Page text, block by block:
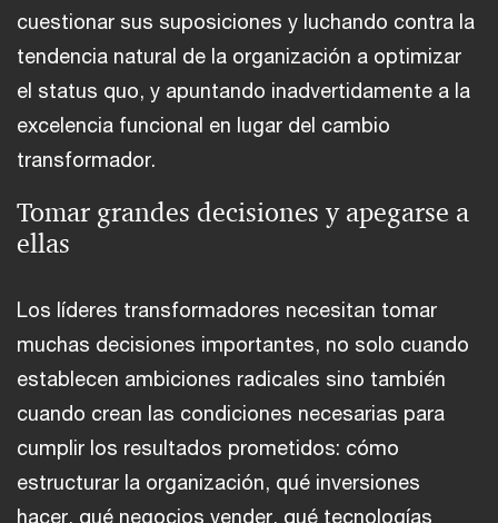
cuestionar sus suposiciones y luchando contra la
tendencia natural de la organización a optimizar
el status quo, y apuntando inadvertidamente a la
excelencia funcional en lugar del cambio
transformador.
Tomar grandes decisiones y apegarse a
ellas
Los líderes transformadores necesitan tomar
muchas decisiones importantes, no solo cuando
establecen ambiciones radicales sino también
cuando crean las condiciones necesarias para
cumplir los resultados prometidos: cómo
estructurar la organización, qué inversiones
hacer, qué negocios vender, qué tecnologías